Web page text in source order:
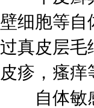
壁细胞等自
过真皮层毛
皮疹，瘙痒
自体敏感